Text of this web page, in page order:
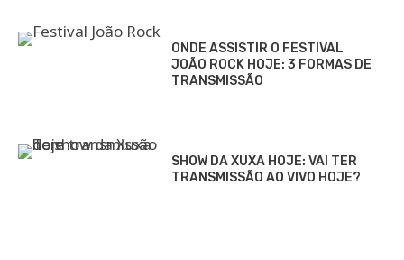
ONDE ASSISTIR O FESTIVAL
JOÃO ROCK HOJE: 3 FORMAS DE
TRANSMISSÃO
SHOW DA XUXA HOJE: VAI TER
TRANSMISSÃO AO VIVO HOJE?